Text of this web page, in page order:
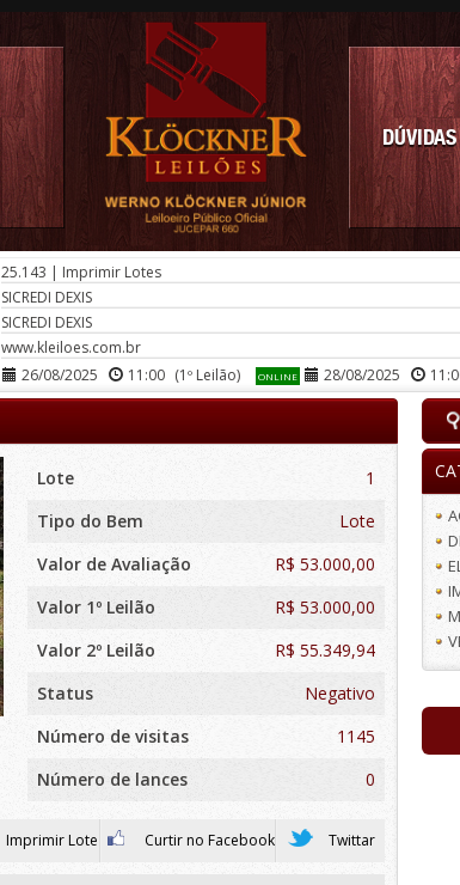
DÚVIDAS
25.143 | Imprimir Lotes
SICREDI DEXIS
SICREDI DEXIS
www.kleiloes.com.br
26/08/2025 11:00 (1º Leilão) ONLINE 28/08/2025
Lote
1
Tipo do Bem
Lote
Valor de Avaliação
R$ 53.000,00
Valor 1º Leilão
R$ 53.000,00
Valor 2º Leilão
R$ 55.349,94
Status
Negativo
Número de visitas
1145
Número de lances
0
Imprimir Lote Curtir no Facebook Twittar